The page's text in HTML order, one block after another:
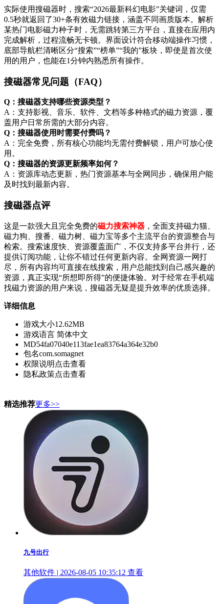
实际使用搜磁器时，搜索“2026最新科幻电影”关键词，仅需
0.5秒就返回了30+条有效磁力链接，涵盖不同画质版本。解析
某热门电影磁力种子时，无需跳转第三方平台，直接在应用内
完成解析，过程流畅无卡顿。界面设计符合移动端操作习惯，
底部导航栏清晰区分“搜索”“榜单”“我的”板块，即使是首次使
用的用户，也能在1分钟内熟悉所有操作。
搜磁器常见问题（FAQ）
Q：搜磁器支持哪些资源类型？
A：支持影视、音乐、软件、文档等多种格式的磁力资源，覆
盖用户日常所需的大部分内容。
Q：搜磁器使用时需要付费吗？
A：完全免费，所有核心功能均无需付费解锁，用户可放心使
用。
Q：搜磁器的资源更新频率如何？
A：资源库动态更新，热门资源基本与全网同步，确保用户能
及时找到最新内容。
搜磁器点评
这是一款强大且完全免费的磁力搜索神器 ，全面支持磁力猫、
磁力狗、搜番、磁力树、磁力宝等多个主流平台的资源整合与
检索。搜索速度快、资源覆盖面广，不仅支持多平台并行，还
提供订阅功能，让你不错过任何更新内容。全网资源一网打
尽，所有内容均可直接在线搜索，用户总能找到自己感兴趣的
资源，真正实现“所想即所得”的便捷体验。对于经常在手机端
找磁力资源的用户来说，搜磁器无疑是提升效率的优质选择。
详细信息
游戏大小12.62MB
游戏语言 简体中文
MD54fa07040e113fae1ea83764a364e32b0
包名com.somagnet
权限说明 点击查看
隐私政策点击查看
精选推荐更多>>
九号出行
其他软件 | 2026-08-05 10:35:12 查看